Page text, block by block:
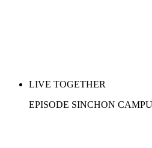
LIVE TOGETHER
EPISODE SINCHON